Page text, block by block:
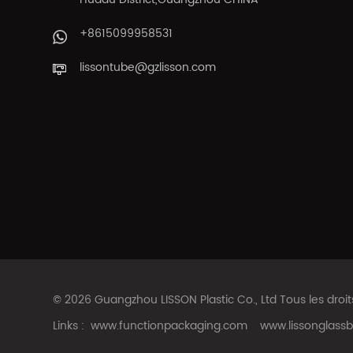
+8615099958531
lissontube@gzlisson.com
© 2026 Guangzhou LISSON Plastic Co., Ltd Tous les
Links : www.functionpackaging.com